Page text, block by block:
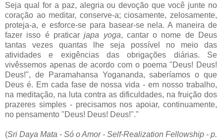
Seja qual for a paz, alegria ou devoção que você junte no
coração ao meditar, conserve-a; ciosamente, zelosamente,
proteja-a, e esforce-se para basear-se nela. A maneira de
fazer isso é praticarjapa yoga, cantar o nome de Deus
tantas vezes quantas lhe seja possível no meio das
atividades e exigências das obrigações diárias. Se
vivêssemos apenas de acordo com o poema "Deus! Deus!
Deus!", de Paramahansa Yogananda, saberíamos o que
Deus é. Em cada fase de nossa vida - em nosso trabalho,
na meditação, na luta contra as dificuldades, na fruição dos
prazeres simples - precisamos nos apoiar, continuamente,
no pensamento "Deus! Deus! Deus!"."
(Sri Daya Mata - Só o Amor - Self-Realization Fellowship - p.